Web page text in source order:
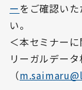
ーをご確認い
い。
＜本セミナー
リーガルデー
（